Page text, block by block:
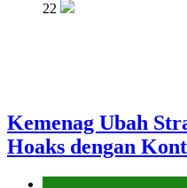
22
Kemenag Ubah
Hoaks dengan